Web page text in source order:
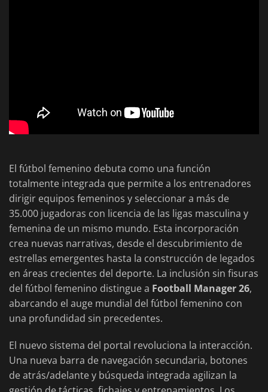
El fútbol femenino debuta como una función
totalmente integrada que permite a los entrenadores
dirigir equipos femeninos y seleccionar a más de
35.000 jugadoras con licencia de las ligas masculina y
femenina de un mismo mundo. Esta incorporación
crea nuevas narrativas, desde el descubrimiento de
estrellas emergentes hasta la construcción de legados
en áreas crecientes del deporte. La inclusión sin fisuras
del fútbol femenino distingue a Football Manager 26,
abarcando el auge mundial del fútbol femenino con
una profundidad sin precedentes.
El nuevo sistema del portal revoluciona la interacción.
Una nueva barra de navegación secundaria, botones
de atrás/adelante y búsqueda integrada agilizan la